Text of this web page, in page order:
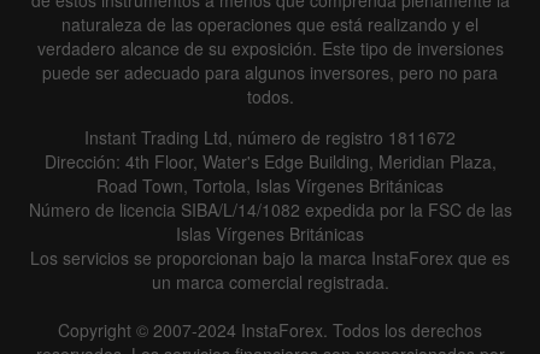
naturaleza de las operaciones que está realizando y el
verdadero alcance de su exposición. Este tipo de inversiones
puede ser adecuado para algunos inversores, pero no para
todos.
Instant Trading Ltd, número de registro 1811672
Dirección: 4th Floor, Water's Edge Building, Meridian Plaza,
Road Town, Tortola, Islas Vírgenes Británicas
Número de licencia SIBA/L/14/1082 expedida por la FSC de las
Islas Vírgenes Británicas
Los servicios se proporcionan bajo la marca InstaForex que es
un marca comercial registrada.
Copyright © 2007-2024 InstaForex. Todos los derechos